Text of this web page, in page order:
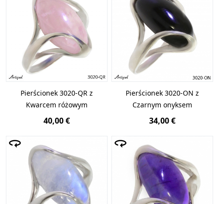
Pierścionek 3020-QR z
Kwarcem różowym
40,00 €
Pierścionek 3020-ON z
Czarnym onyksem
34,00 €